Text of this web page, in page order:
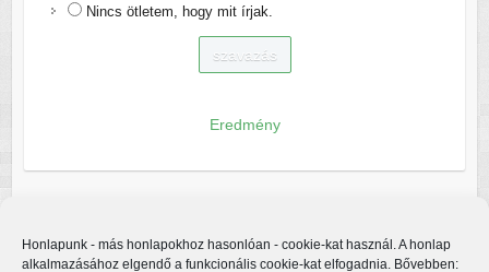
Honlapunk - más honlapokhoz hasonlóan - cookie-kat használ. A honlap
alkalmazásához elgendő a funkcionális cookie-kat elfogadnia. Bővebben:
Nincs ötletem, hogy mit írjak.
Eredmény